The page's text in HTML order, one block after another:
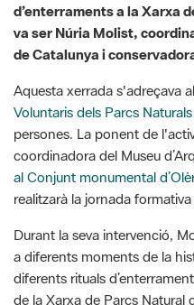
d’enterraments a la Xarxa
va ser Núria Molist,
de Catalunya i
Aquesta xerrada s'adreçava
Voluntaris dels Parcs Naturals
persones. La ponent de
coordinadora del Museu
al Conjunt monumental
realitzarà la jornada
Durant la seva intervenció,
a diferents moments de la
diferents rituals
de la Xarxa de Parcs Natural